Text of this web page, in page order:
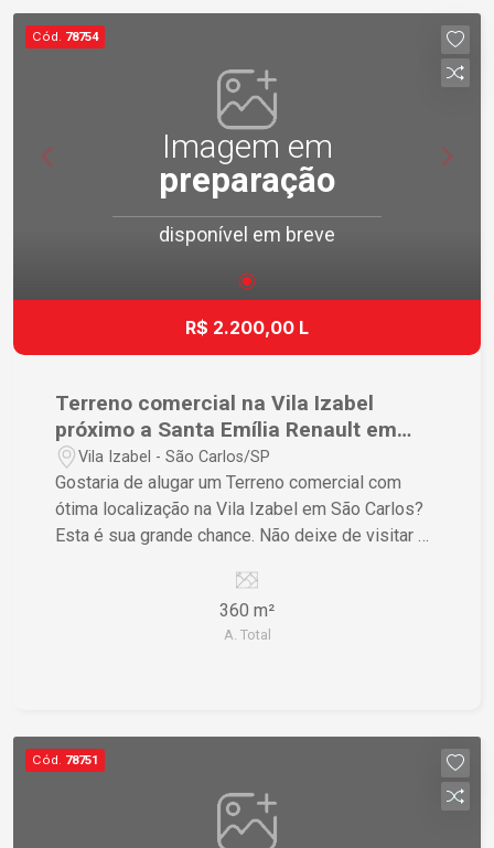
Cód. 78754
Imagem em
preparação
disponível em breve
R$ 2.200,00 L
Terreno comercial na Vila Izabel
próximo a Santa Emília Renault em
São Carlos
Vila Izabel - São Carlos/SP
Gostaria de alugar um Terreno comercial com
ótima localização na Vila Izabel em São Carlos?
Esta é sua grande chance. Não deixe de visitar e
360 m²
A. Total
Cód. 78751